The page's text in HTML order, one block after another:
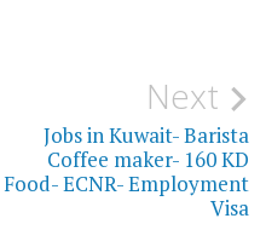
Next
Jobs in Kuwait- Barista
Coffee maker- 160 KD
Food- ECNR- Employment
Visa